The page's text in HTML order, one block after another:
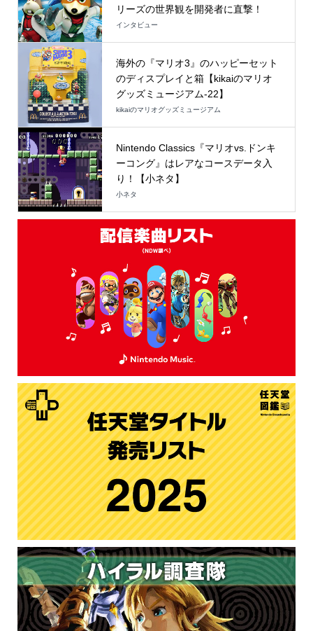
リーズの世界観を開発者に直撃！
インタビュー
海外の『マリオ3』のハッピーセット
のディスプレイと箱【kikaiのマリオ
グッズミュージアム-22】
kikaiのマリオグッズミュージアム
Nintendo Classics『マリオvs.ドンキ
ーコング』はレアなコースデータ入
り！【小ネタ】
小ネタ